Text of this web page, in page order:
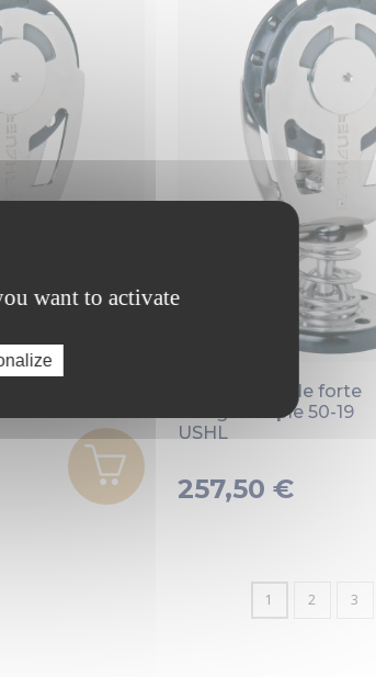
Poulie verticale forte
charge simple 50-19
USHL
257,50 €
1 2 3
want to activate